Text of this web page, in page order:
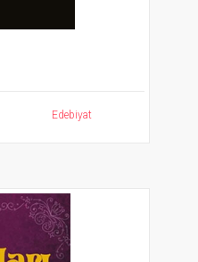
Edebiyat